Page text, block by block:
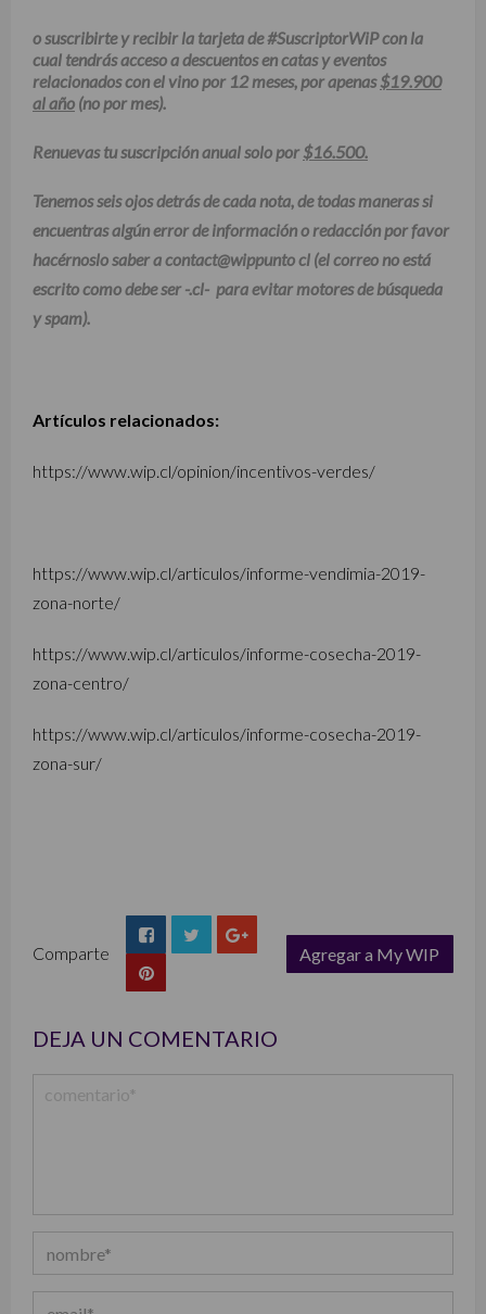
o suscribirte y recibir la tarjeta de #SuscriptorWiP con la
cual tendrás acceso a descuentos en catas y eventos
relacionados con el vino por 12 meses, por apenas$19.900
al año (no por mes).
Renuevas tu suscripción anual solo por $16.500.
Tenemos seis ojos detrás de cada nota, de todas maneras si
encuentras algún error de información o redacción por favor
hacérnoslo saber a contact@wippunto cl (el correo no está
escrito como debe ser -.cl- para evitar motores de búsqueda
y spam).
Artículos relacionados:
https://www.wip.cl/opinion/incentivos-verdes/
https://www.wip.cl/articulos/informe-vendimia-2019-
zona-norte/
https://www.wip.cl/articulos/informe-cosecha-2019-
zona-centro/
https://www.wip.cl/articulos/informe-cosecha-2019-
zona-sur/
Comparte
Agregar a My WIP
DEJA UN COMENTARIO